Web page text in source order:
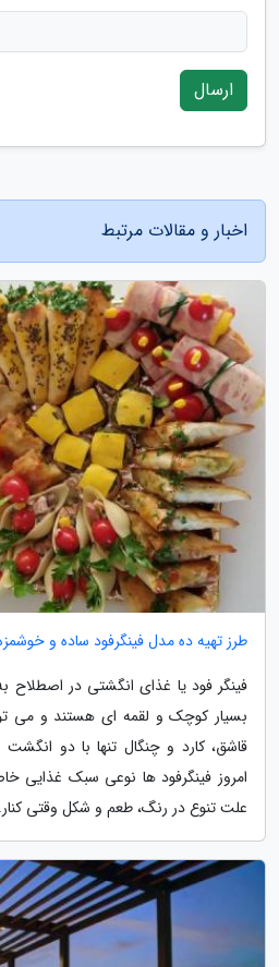
ارسال
اخبار و مقالات مرتبط
طرز تهیه ده مدل فینگرفود ساده و
فینگر فود یا غذای انگشتی در اصطلاح
بسیار کوچک و لقمه ای هستند و می
قاشق، کارد و چنگال تنها با دو
امروز فینگرفود ها نوعی سبک غذایی
علت تنوع در رنگ، طعم و شکل وقتی